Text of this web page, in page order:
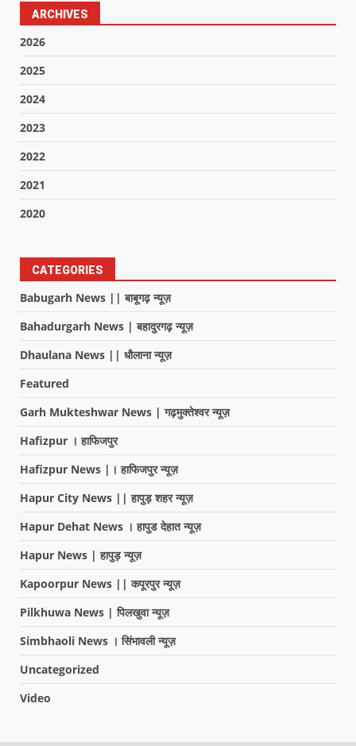
ARCHIVES
2026
2025
2024
2023
2022
2021
2020
CATEGORIES
Babugarh News || बाबूगढ़ न्यूज़
Bahadurgarh News | बहादुरगढ़ न्यूज़
Dhaulana News || धौलाना न्यूज़
Featured
Garh Mukteshwar News | गढ़मुक्तेश्वर न्यूज़
Hafizpur । हाफिजपुर
Hafizpur News |। हाफिजपुर न्यूज़
Hapur City News || हापुड़ शहर न्यूज़
Hapur Dehat News । हापुड देहात न्यूज़
Hapur News | हापुड़ न्यूज़
Kapoorpur News || कपूरपुर न्यूज़
Pilkhuwa News | पिलखुवा न्यूज़
Simbhaoli News । सिंभावली न्यूज़
Uncategorized
Video